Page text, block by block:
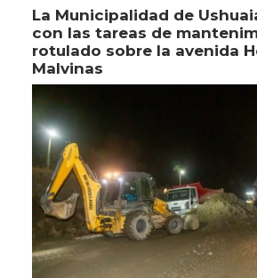
La Municipalidad de
con las tareas de
rotulado sobre la avenida
Malvinas